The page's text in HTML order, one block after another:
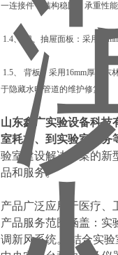
一连接件，结构稳固，承重性
1.4、 门、抽屉面板：采用
1.5、 背板：采用16mm厚山
于隐藏水电管道的维护修复。
山东鑫广实验设备科技
室耗材、到实验室服务
验室建设解决方案的新
品和服务。
产品广泛应用于医疗、
产品服务范围涵盖：实
调新风系统。 结合实